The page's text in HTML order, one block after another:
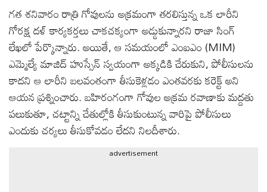
వ్యవసాయం
ఓటీటీ
వీడియోలు
ఆటోమొబైల్
గత శనివారం రాత్రి గోవులను అక్రమంగా తరలిస్తున్న ఒక లారీని
గోరక్ష దళ్ కార్యకర్తలు చాకచక్యంగా అడ్డుకున్నారని రాజా సింగ్
లేఖలో పేర్కొన్నారు. అయితే, ఆ సమయంలో ఎంఐఎం (MIM)
ఎమ్మెల్యే మాజిద్ హుస్సేన్ స్వయంగా అక్కడికి చేరుకుని, పోలీసులను
కాదని ఆ లారీని బలవంతంగా తీసుకెళ్లడం ఎంతవరకు కరెక్ట్ అని
ఆయన ప్రశ్నించారు. బహిరంగంగా గోవుల అక్రమ రవాణాకు మద్దతు
పలుకుతూ, చట్టాన్ని చేతుల్లోకి తీసుకుంటున్న వారిపై పోలీసులు
ఎందుకు చర్యలు తీసుకోవడం లేదని నిలదీశారు.
advertisement